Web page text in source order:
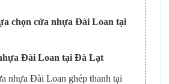
chọn cửa nhựa Đài Loan tại
Đài Loan tại Đà Lạt
nhựa Đài Loan ghép thanh tại